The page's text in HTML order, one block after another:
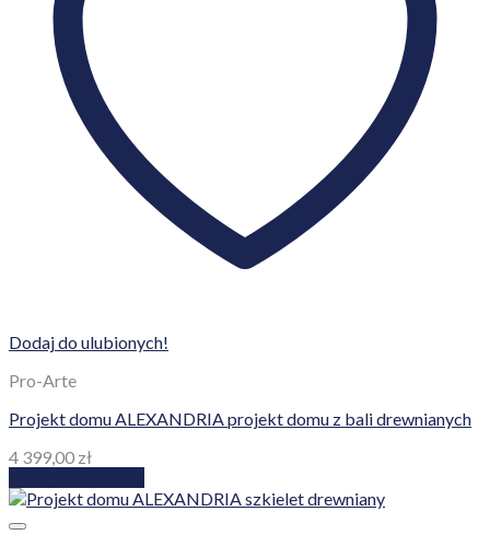
Dodaj do ulubionych!
Pro-Arte
Projekt domu ALEXANDRIA projekt domu z bali drewnianych
4 399,00 zł